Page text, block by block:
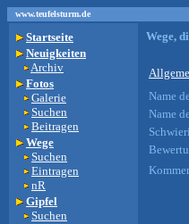
www.teufelsturm.de
Startseite
Neuigkeiten
Archiv
Fotos
Galerie
Suchen
Beitragen
Wege
Suchen
Eintragen
nR
Gipfel
Suchen
Wege,
Name
Name